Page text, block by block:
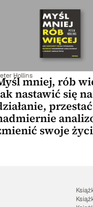
Hollinsmniej, rób
nastawić się na
przestać
swoje